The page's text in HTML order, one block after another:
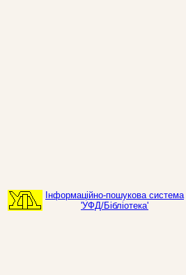
Інформаційно-пошукова система
'УФД/Бібліотека'